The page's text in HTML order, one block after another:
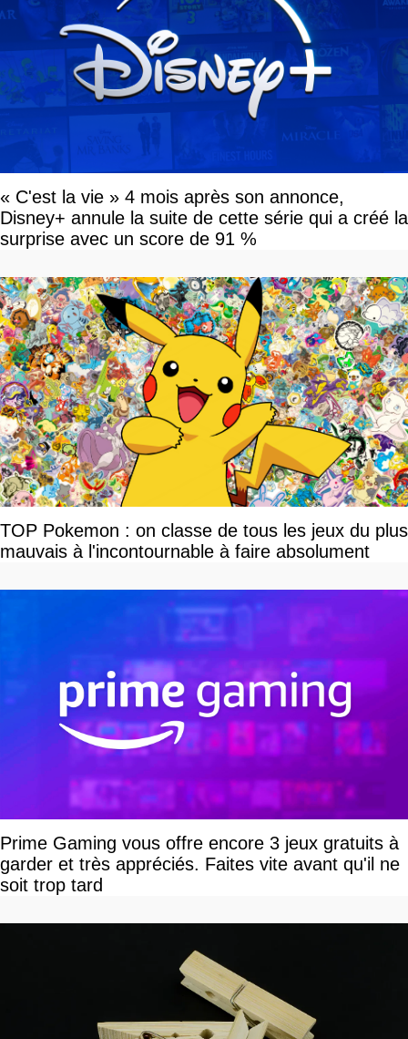
« C'est la vie » 4 mois après son annonce,
Disney+ annule la suite de cette série qui a créé la
surprise avec un score de 91 %
TOP Pokemon : on classe de tous les jeux du plus
mauvais à l'incontournable à faire absolument
Prime Gaming vous offre encore 3 jeux gratuits à
garder et très appréciés. Faites vite avant qu'il ne
soit trop tard